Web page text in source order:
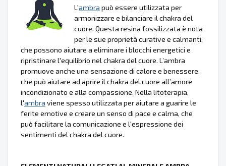
L'ambra può essere utilizzata per
armonizzare e bilanciare il chakra del
cuore. Questa resina fossilizzata è nota
per le sue proprietà curative e calmanti,
che possono aiutare a eliminare i blocchi energetici e
ripristinare l'equilibrio nel chakra del cuore. L’ambra
promuove anche una sensazione di calore e benessere,
che può aiutare ad aprire il chakra del cuore all’amore
incondizionato e alla compassione. Nella litoterapia,
l'ambra viene spesso utilizzata per aiutare a guarire le
ferite emotive e creare un senso di pace e calma, che
può facilitare la comunicazione e l'espressione dei
sentimenti del chakra del cuore.